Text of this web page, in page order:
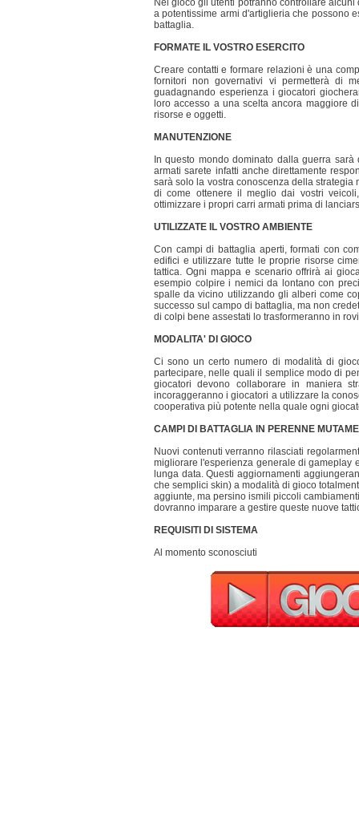
Nel gioco gli utenti potranno controllare
a potentissime armi d'artiglieria che possono
battaglia.
FORMATE IL VOSTRO ESERCITO
Creare contatti e formare relazioni è una
fornitori non governativi vi permetterà di
guadagnando esperienza i giocatori
loro accesso a una scelta ancora maggiore
risorse e oggetti.
MANUTENZIONE
In questo mondo dominato dalla guerra
armati sarete infatti anche direttamente
sarà solo la vostra conoscenza della
di come ottenere il meglio dai vostri
ottimizzare i propri carri armati prima di
UTILIZZATE IL VOSTRO AMBIENTE
Con campi di battaglia aperti, formati con
edifici e utilizzare tutte le proprie risorse
tattica. Ogni mappa e scenario offrirà ai
esempio colpire i nemici da lontano con
spalle da vicino utilizzando gli alberi come
successo sul campo di battaglia, ma non
di colpi bene assestati lo trasformeranno in
MODALITA' DI GIOCO
Ci sono un certo numero di modalità di
partecipare, nelle quali il semplice modo di
giocatori devono collaborare in maniera
incoraggeranno i giocatori a utilizzare la
cooperativa più potente nella quale ogni
CAMPI DI BATTAGLIA IN PERENNE
Nuovi contenuti verranno rilasciati
migliorare l'esperienza generale di gameplay
lunga data. Questi aggiornamenti
che semplici skin) a modalità di gioco
aggiunte, ma persino ismili piccoli
dovranno imparare a gestire queste nuove
REQUISITI DI SISTEMA
Al momento sconosciuti